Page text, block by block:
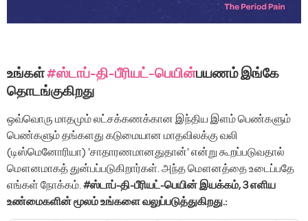
உங்கள்#ஸ்டாப்-தி-பீரியட்-பெயின்பயணம் இங்கே
தொடங்குகிறது
ஒவ்வொரு மாதமும் லட்சக்கணக்கான இந்திய இளம் பெண்களும்
பெண்களும் தங்களது கடுமையான மாதவிலக்கு வலி
(டிஸ்மெனோரியா) 'சாதாரணமானதுதான்' என்று கூறப்படுவதால்
மௌனமாகத் துன்பப்படுகிறார்கள். அந்த மௌனத்தை உடைப்பதே
எங்கள் நோக்கம். #ஸ்டாப்-தி-பீரியட்-பெயின் இயக்கம், 3 எளிய
உண்மைகளின் மூலம் உங்களை வலுப்படுத்துகிறது.: